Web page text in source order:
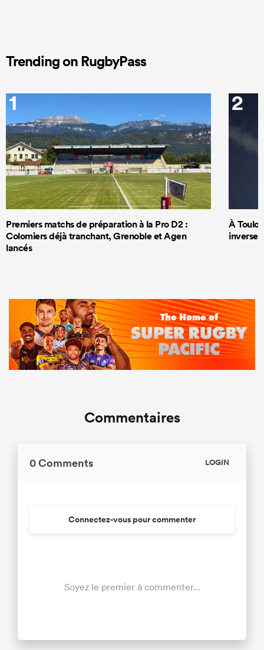
Trending on RugbyPass
1
Premiers matchs de préparation à la Pro D2 :
Colomiers déjà tranchant, Grenoble et Agen
lancés
2
À
Commentaires
0 Comments LOGIN
Connectez-vous pour commenter
Soyez le premier à commenter...